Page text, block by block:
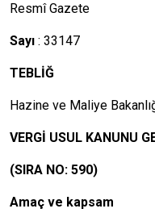
Resmî Gazete
Sayı : 33147
TEBLİĞ
Hazine ve Maliye
VERGİ USUL KANUNU
(SIRA NO: 590)
Amaç ve kapsam